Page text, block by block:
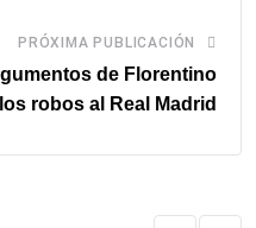
PRÓXIMA PUBLICACIÓN
de Florentino
robos al Real Madrid